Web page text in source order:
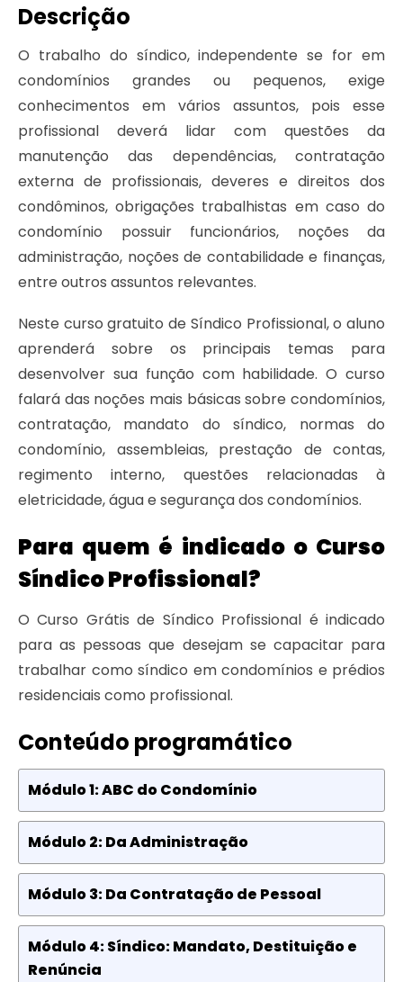
Descrição
O trabalho do síndico, independente se for em
condomínios grandes ou pequenos, exige
conhecimentos em vários assuntos, pois esse
profissional deverá lidar com questões da
manutenção das dependências, contratação
externa de profissionais, deveres e direitos dos
condôminos, obrigações trabalhistas em caso do
condomínio possuir funcionários, noções da
administração, noções de contabilidade e finanças,
entre outros assuntos relevantes.
Neste curso gratuito de Síndico Profissional, o aluno
aprenderá sobre os principais temas para
desenvolver sua função com habilidade. O curso
falará das noções mais básicas sobre condomínios,
contratação, mandato do síndico, normas do
condomínio, assembleias, prestação de contas,
regimento interno, questões relacionadas à
eletricidade, água e segurança dos condomínios.
Para quem é indicado o Curso
Síndico Profissional?
O Curso Grátis de Síndico Profissional é indicado
para as pessoas que desejam se capacitar para
trabalhar como síndico em condomínios e prédios
residenciais como profissional.
Conteúdo programático
Módulo 1: ABC do Condomínio
Módulo 2: Da Administração
Módulo 3: Da Contratação de Pessoal
Módulo 4: Síndico: Mandato, Destituição e
Renúncia